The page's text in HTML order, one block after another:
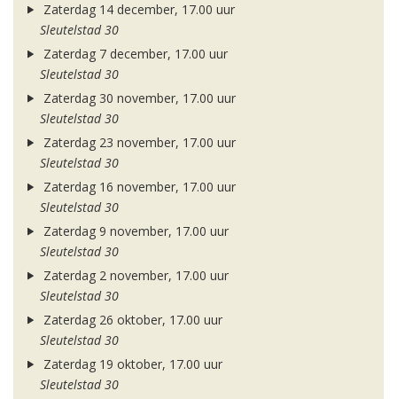
Zaterdag 14 december, 17.00 uur
Sleutelstad 30
Zaterdag 7 december, 17.00 uur
Sleutelstad 30
Zaterdag 30 november, 17.00 uur
Sleutelstad 30
Zaterdag 23 november, 17.00 uur
Sleutelstad 30
Zaterdag 16 november, 17.00 uur
Sleutelstad 30
Zaterdag 9 november, 17.00 uur
Sleutelstad 30
Zaterdag 2 november, 17.00 uur
Sleutelstad 30
Zaterdag 26 oktober, 17.00 uur
Sleutelstad 30
Zaterdag 19 oktober, 17.00 uur
Sleutelstad 30